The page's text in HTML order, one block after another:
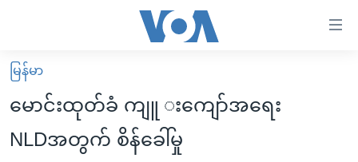
လွယ်ကူ
စေ
သည့်
မူလစာမျက်နှာ
မြန်မာ
ကမ္ဘာ့သတင်းများ
မြန်မာ
မောင်းထုတ်ခံ ကျူ းကျော်အရေး
NLDအတွက် စိန်ခေါ်မှု